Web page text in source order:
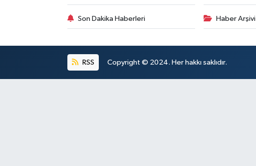
Son Dakika Haberleri Haber Arşivi
RSS Copyright © 2024. Her hakkı saklıdır.